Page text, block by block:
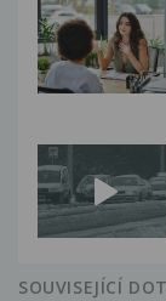
SOUVISEJÍCÍ